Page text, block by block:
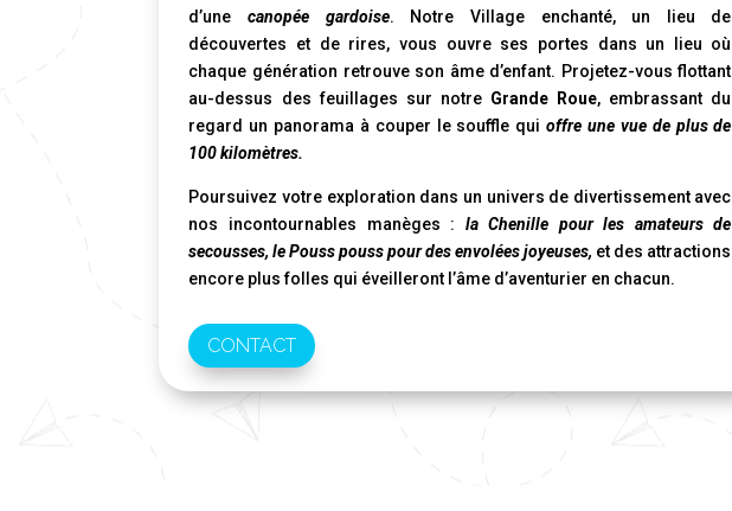
d’unecanopée gardoise. Notre Village enchanté, un lieu de
découvertes et de rires, vous ouvre ses portes dans un lieu où
chaque génération retrouve son âme d’enfant. Projetez-vous flottant
au-dessus des feuillages sur notre Grande Roue, embrassant du
regard un panorama à couper le souffle quioffre une vue de plus de
100 kilomètres.
Poursuivez votre exploration dans un univers de divertissement avec
nos incontournables manèges : la Chenille pour les amateurs de
secousses, le Pouss pouss pour des envolées joyeuses, et des attractions
encore plus folles qui éveilleront l’âme d’aventurier en chacun.
CONTACT